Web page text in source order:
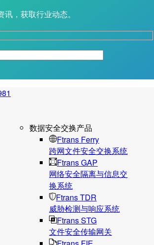
，获取行业动态。
数据安全交换产品
Ftrans Ferry
跨网文件安全交换系统
Ftrans GAP
网络安全隔离与信息交
换系统
Ftrans TDR
威胁检测与响应系统
Ftrans STG
文件安全传输网关